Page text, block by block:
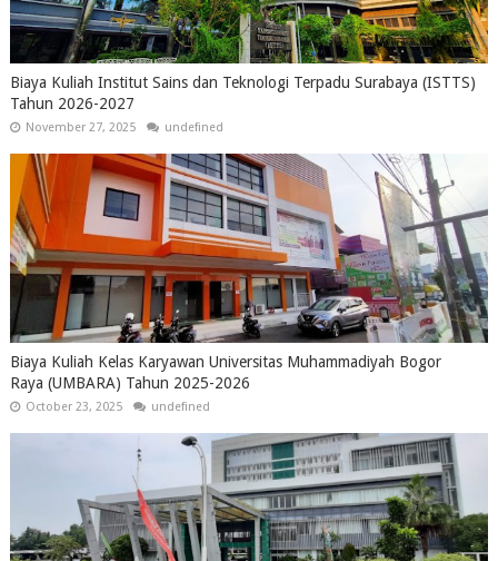
Biaya Kuliah Institut Sains dan Teknologi Terpadu Surabaya (ISTTS)
Tahun 2026-2027
November 27, 2025 undefined
Biaya Kuliah Kelas Karyawan Universitas Muhammadiyah Bogor
Raya (UMBARA) Tahun 2025-2026
October 23, 2025 undefined